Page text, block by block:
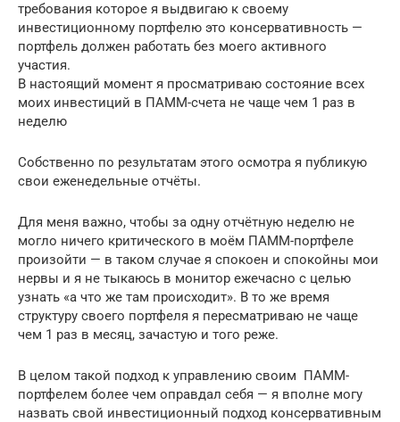
требования которое я выдвигаю к своему
инвестиционному портфелю это консервативность —
портфель должен работать без моего активного
участия.
В настоящий момент я просматриваю состояние всех
моих инвестиций в ПАММ-счета не чаще чем 1 раз в
неделю
Собственно по результатам этого осмотра я публикую
свои еженедельные отчёты.
Для меня важно, чтобы за одну отчётную неделю не
могло ничего критического в моём ПАММ-портфеле
произойти — в таком случае я спокоен и спокойны мои
нервы и я не тыкаюсь в монитор ежечасно с целью
узнать «а что же там происходит». В то же время
структуру своего портфеля я пересматриваю не чаще
чем 1 раз в месяц, зачастую и того реже.
В целом такой подход к управлению своим ПАММ-
портфелем более чем оправдал себя — я вполне могу
назвать свой инвестиционный подход консервативным